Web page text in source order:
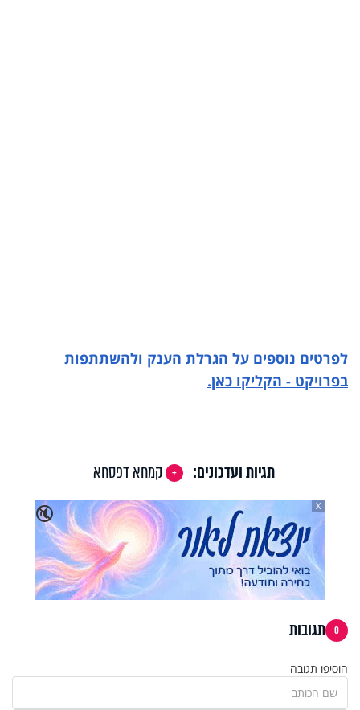
לפרטים נוספים על הגרלת הענק ולהשתתפות
בפרויקט - הקליקו כאן.
תגיות ועדכונים:
קמחא דפסחא
🔇
X
0 תגובות
הוסיפו תגובה